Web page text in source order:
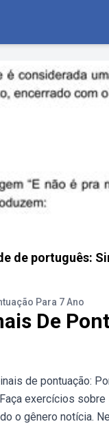
de português:
Para 7 Ano
De
de pontuação:
exercícios
o gênero notícia.